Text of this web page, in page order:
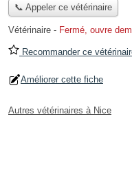
📞 Appeler ce vétérinaire
Vétérinaire - Fermé, ouvre
Recommander ce
Améliorer cette fiche
Autres vétérinaires à Nice